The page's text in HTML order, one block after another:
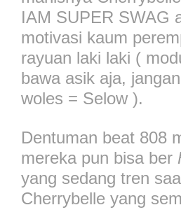
IAM SUPER SWAG
motivasi kaum
rayuan laki laki (
bawa asik aja,
woles = Selow ).
Dentuman beat 808
mereka pun bisa ber
yang sedang tren
Cherrybelle yang